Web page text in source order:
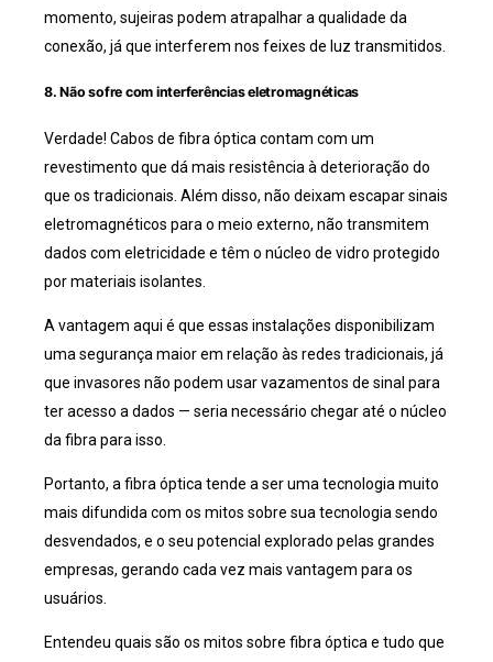
momento, sujeiras podem atrapalhar a qualidade da
conexão, já que interferem nos feixes de luz transmitidos.
8. Não sofre com interferências eletromagnéticas
Verdade! Cabos de fibra óptica contam com um
revestimento que dá mais resistência à deterioração do
que os tradicionais. Além disso, não deixam escapar sinais
eletromagnéticos para o meio externo, não transmitem
dados com eletricidade e têm o núcleo de vidro protegido
por materiais isolantes.
A vantagem aqui é que essas instalações disponibilizam
uma segurança maior em relação às redes tradicionais, já
que invasores não podem usar vazamentos de sinal para
ter acesso a dados — seria necessário chegar até o núcleo
da fibra para isso.
Portanto, a fibra óptica tende a ser uma tecnologia muito
mais difundida com os mitos sobre sua tecnologia sendo
desvendados, e o seu potencial explorado pelas grandes
empresas, gerando cada vez mais vantagem para os
usuários.
Entendeu quais são os mitos sobre fibra óptica e tudo que